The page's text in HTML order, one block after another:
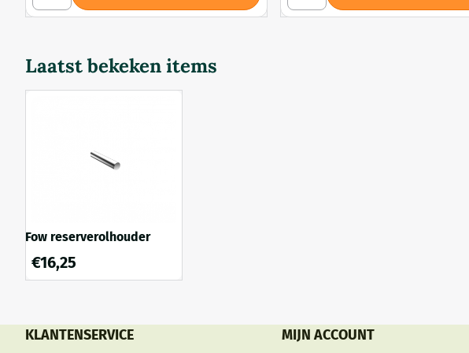
Laatst bekeken items
Fow reserverolhouder
€16,25
KLANTENSERVICE MIJN ACCOUNT